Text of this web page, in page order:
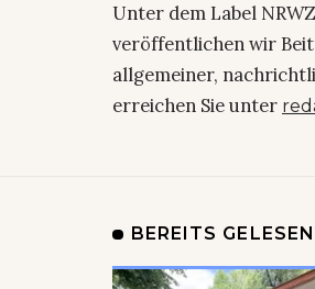
Unter dem Label
veröffentlichen wir
allgemeiner,
erreichen Sie unter
BEREITS